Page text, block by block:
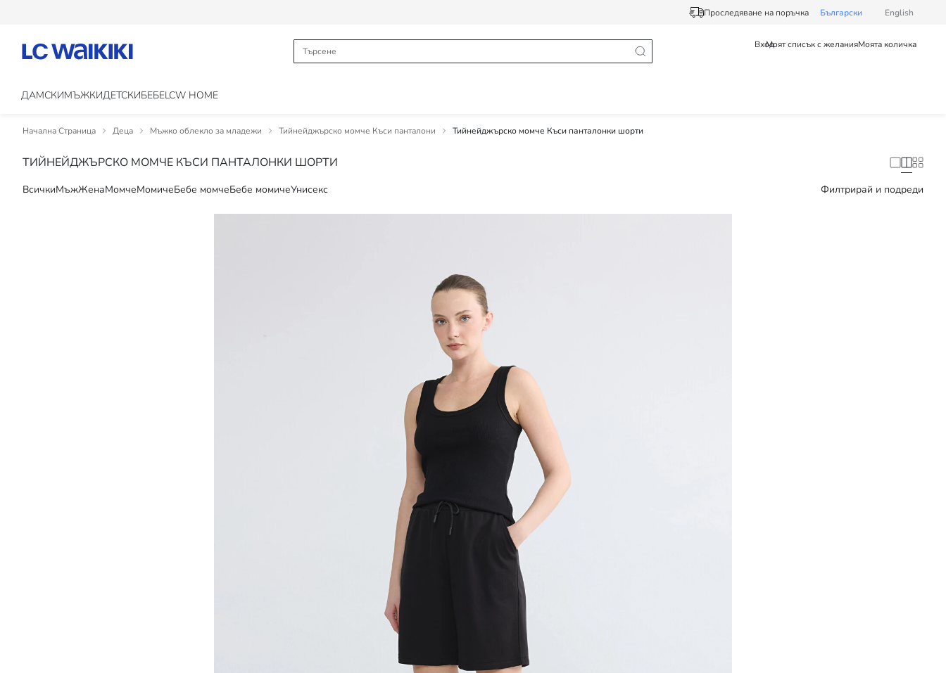
Проследяване на поръчка Български English
ВходМоят списък с желанияМоята количка
ДАМСКИМЪЖКИДЕТСКИБЕБЕLCW HOME
Начална Страница Деца Мъжко облекло за младежи Тийнейджърско момче Къси панталони Тийнейджърско момче Къси панталонки шорти
ТИЙНЕЙДЖЪРСКО МОМЧЕ КЪСИ ПАНТАЛОНКИ ШОРТИ
ВсичкиМъжЖенаМомчеМомичеБебе момчеБебе момичеУнисекс Филтрирай и подреди